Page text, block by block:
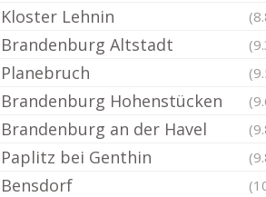
Kloster Lehnin
Brandenburg Altstadt
Planebruch
Brandenburg Hohenstücken
Brandenburg an der Havel
Paplitz bei Genthin
Bensdorf